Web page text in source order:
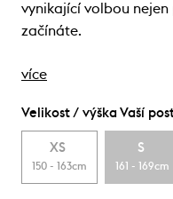
vynikající volbou nejen
začínáte.
více
Velikost / výška Vaší
XS
150 - 163cm
S
161 - 169cm